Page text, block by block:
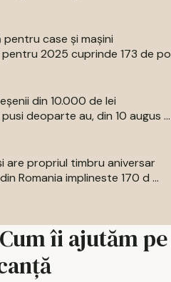
case și mașini
2025 cuprinde 173 de po
din 10.000 de lei
deoparte au, din 10 augus ...
are propriul timbru aniversar
Romania implineste 170 d ...
îi ajutăm